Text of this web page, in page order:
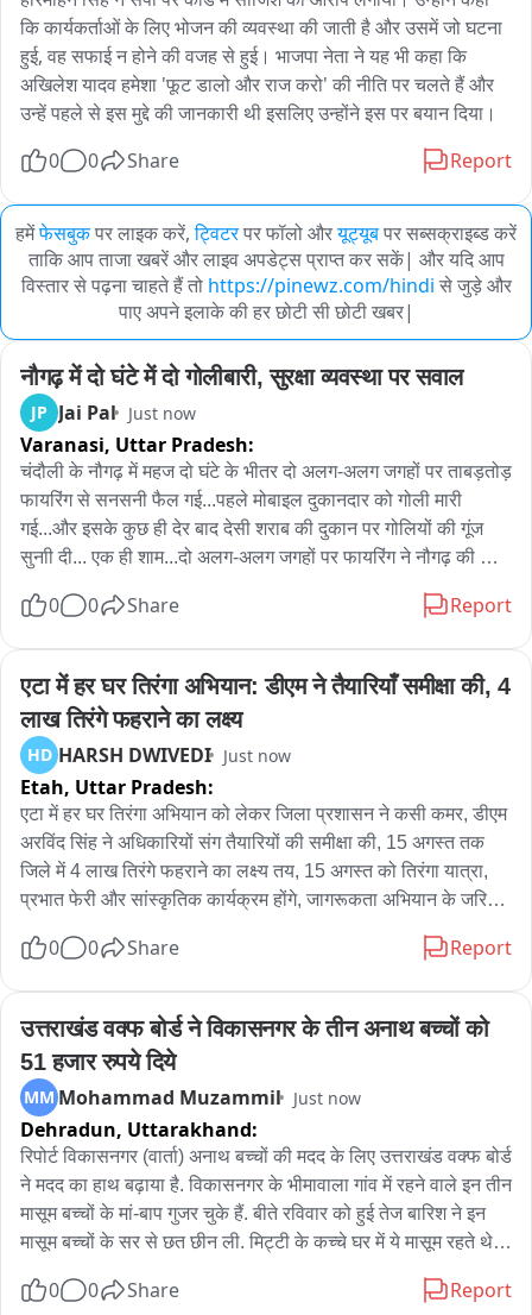
कि कार्यकर्ताओं के लिए भोजन की व्यवस्था की जाती है और उसमें जो घटना
हुई, वह सफाई न होने की वजह से हुई। भाजपा नेता ने यह भी कहा कि
अखिलेश यादव हमेशा 'फूट डालो और राज करो' की नीति पर चलते हैं और
उन्हें पहले से इस मुद्दे की जानकारी थी इसलिए उन्होंने इस पर बयान दिया।
0
0 Share Report
हमेंफेसबुकपर लाइक करें, ट्विटरपर फॉलो औरयूट्यूबपर सब्सक्राइब्ड करें
ताकि आप ताजा खबरें और लाइव अपडेट्स प्राप्त कर सकें| और यदि आप
विस्तार से पढ़ना चाहते हैं तो https://pinewz.com/hindi से जुड़े और
पाए अपने इलाके की हर छोटी सी छोटी खबर|
नौगढ़ में दो घंटे में दो गोलीबारी, सुरक्षा व्यवस्था पर सवाल
JP Jai Pal Just now
Varanasi, Uttar Pradesh:
चंदौली के नौगढ़ में महज दो घंटे के भीतर दो अलग-अलग जगहों पर ताबड़तोड़
फायरिंग से सनसनी फैल गई...पहले मोबाइल दुकानदार को गोली मारी
गई...और इसके कुछ ही देर बाद देसी शराब की दुकान पर गोलियों की गूंज
सुनाी दी... एक ही शाम...दो अलग-अलग जगहों पर फायरिंग ने नौगढ़ की
इन दो फायरिंग की वारदातों के आरोपियों तक पुलिस कब पहुंचती है?
0 0 Share Report
एटा में हर घर तिरंगा अभियान: डीएम ने तैयारियाँ समीक्षा की, 4
लाख तिरंगे फहराने का लक्ष्य
HD HARSH DWIVEDI Just now
Etah, Uttar Pradesh:
एटा में हर घर तिरंगा अभियान को लेकर जिला प्रशासन ने कसी कमर, डीएम
अरविंद सिंह ने अधिकारियों संग तैयारियों की समीक्षा की, 15 अगस्त तक
जिले में 4 लाख तिरंगे फहराने का लक्ष्य तय, 15 अगस्त को तिरंगा यात्रा,
प्रभात फेरी और सांस्कृतिक कार्यक्रम होंगे, जागरूकता अभियान के जरिये
फहराने की अपील की,
0 0 Share Report
उत्तराखंड वक्फ बोर्ड ने विकासनगर के तीन अनाथ बच्चों को
51 हजार रुपये दिये
MM Mohammad Muzammil Just now
Dehradun, Uttarakhand:
रिपोर्ट विकासनगर (वार्ता) अनाथ बच्चों की मदद के लिए उत्तराखंड वक्फ बोर्ड
ने मदद का हाथ बढ़ाया है. विकासनगर के भीमावाला गांव में रहने वाले इन तीन
मासूम बच्चों के मां-बाप गुजर चुके हैं. बीते रविवार को हुई तेज बारिश ने इन
मासूम बच्चों के सर से छत छीन ली. मिट्टी के कच्चे घर में ये मासूम रहते थे,
उत्तराखंड वक्फ बोर्ड के अध्यक्ष शादाब शम्स ने गाँव में पहुंचकर बच्चों से
0 0 Share Report